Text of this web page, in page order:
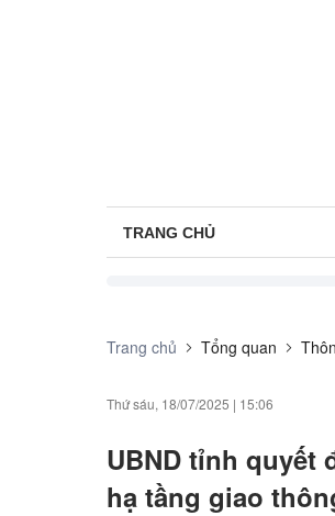
TRANG CHỦ
Trang chủ Tổng quan
Thứ sáu, 18/07/2025 | 15:06
UBND tỉnh quyết
hạ tầng giao